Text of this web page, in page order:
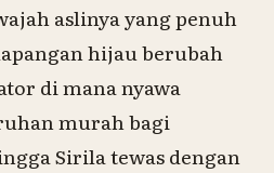
aslinya yang penuh
hijau berubah
di mana nyawa
murah bagi
Sirila tewas dengan